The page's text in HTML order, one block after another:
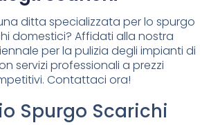
ditta specializzata per lo spurgo
domestici? Affidati alla nostra
per la pulizia degli impianti di
servizi professionali a prezzi
Contattaci ora!
Spurgo Scarichi